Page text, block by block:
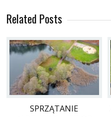
Related Posts
SPRZĄTANIE